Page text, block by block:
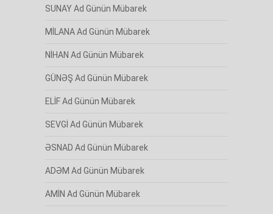
SUNAY Ad Günün Mübarek
MİLANA Ad Günün Mübarek
NİHAN Ad Günün Mübarek
GÜNƏŞ Ad Günün Mübarek
ELİF Ad Günün Mübarek
SEVGİ Ad Günün Mübarek
ƏSNAD Ad Günün Mübarek
ADƏM Ad Günün Mübarek
AMİN Ad Günün Mübarek